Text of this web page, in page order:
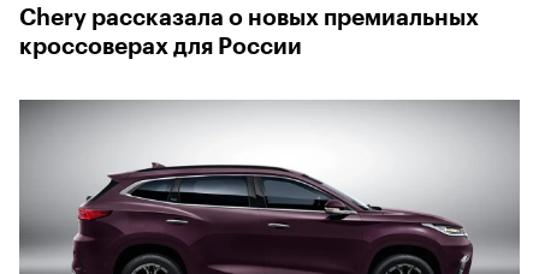
Chery рассказала о новых премиальных
кроссоверах для России